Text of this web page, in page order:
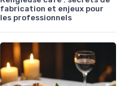
fabrication et enjeux pour
les professionnels